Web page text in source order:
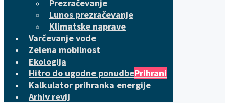
Prezračevanje
Lunos prezračevanje
Klimatske naprave
Varčevanje vode
Zelena mobilnost
Ekologija
Hitro do ugodne ponudbePrihrani
Kalkulator prihranka energije
Arhiv revij